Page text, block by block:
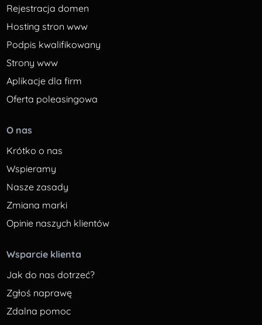
Rejestracja domen
Hosting stron www
Podpis kwalifikowany
Strony www
Aplikacje dla firm
Oferta poleasingowa
O nas
Krótko o nas
Wspieramy
Nasze zasady
Zmiana marki
Opinie naszych klientów
Wsparcie klienta
Jak do nas dotrzeć?
Zgłoś naprawę
Zdalna pomoc